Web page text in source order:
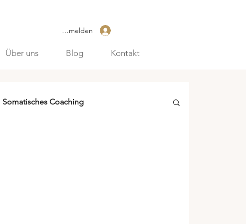
Über uns Blog Kontakt
Anmelden
Somatisches Coaching